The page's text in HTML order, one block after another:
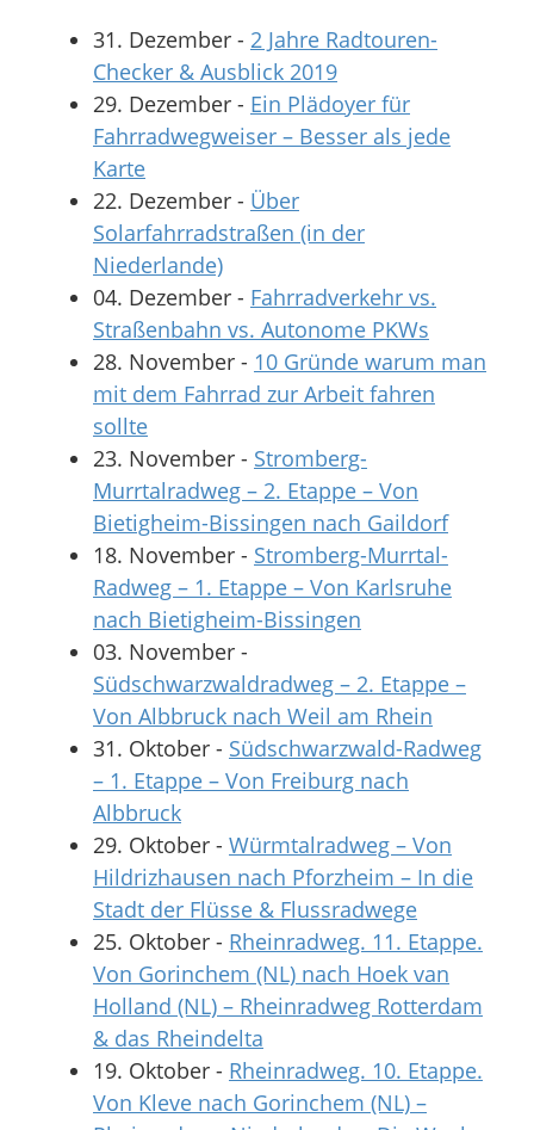
31. Dezember - 2 Jahre Radtouren-
Checker & Ausblick 2019
29. Dezember - Ein Plädoyer für
Fahrradwegweiser – Besser als jede
Karte
22. Dezember - Über
Solarfahrradstraßen (in der
Niederlande)
04. Dezember - Fahrradverkehr vs.
Straßenbahn vs. Autonome PKWs
28. November - 10 Gründe warum man
mit dem Fahrrad zur Arbeit fahren
sollte
23. November - Stromberg-
Murrtalradweg – 2. Etappe – Von
Bietigheim-Bissingen nach Gaildorf
18. November - Stromberg-Murrtal-
Radweg – 1. Etappe – Von Karlsruhe
nach Bietigheim-Bissingen
03. November -
Südschwarzwaldradweg – 2. Etappe –
Von Albbruck nach Weil am Rhein
31. Oktober - Südschwarzwald-Radweg
– 1. Etappe – Von Freiburg nach
Albbruck
29. Oktober - Würmtalradweg – Von
Hildrizhausen nach Pforzheim – In die
Stadt der Flüsse & Flussradwege
25. Oktober - Rheinradweg. 11. Etappe.
Von Gorinchem (NL) nach Hoek van
Holland (NL) – Rheinradweg Rotterdam
& das Rheindelta
19. Oktober - Rheinradweg. 10. Etappe.
Von Kleve nach Gorinchem (NL) –